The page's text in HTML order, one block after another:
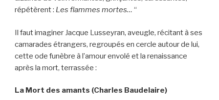
répétèrent : Les flammes mortes… “
Il faut imaginer Jacque Lusseyran, aveugle, récitant à ses
camarades étrangers, regroupés en cercle autour de lui,
cette ode funèbre à l’amour envolé et la renaissance
après la mort, terrassée :
La Mort des amants (Charles Baudelaire)